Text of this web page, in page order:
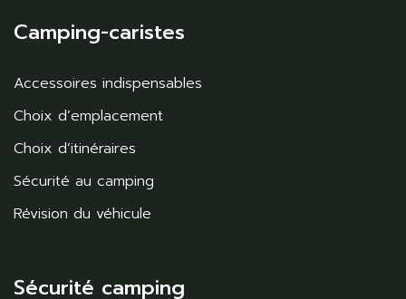
Camping-caristes
Accessoires indispensables
Choix d’emplacement
Choix d’itinéraires
Sécurité au camping
Révision du véhicule
Sécurité camping